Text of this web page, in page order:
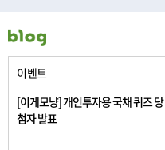
이벤트
[이게모냥] 개인투자용 국채 퀴즈 당
첨자 발표